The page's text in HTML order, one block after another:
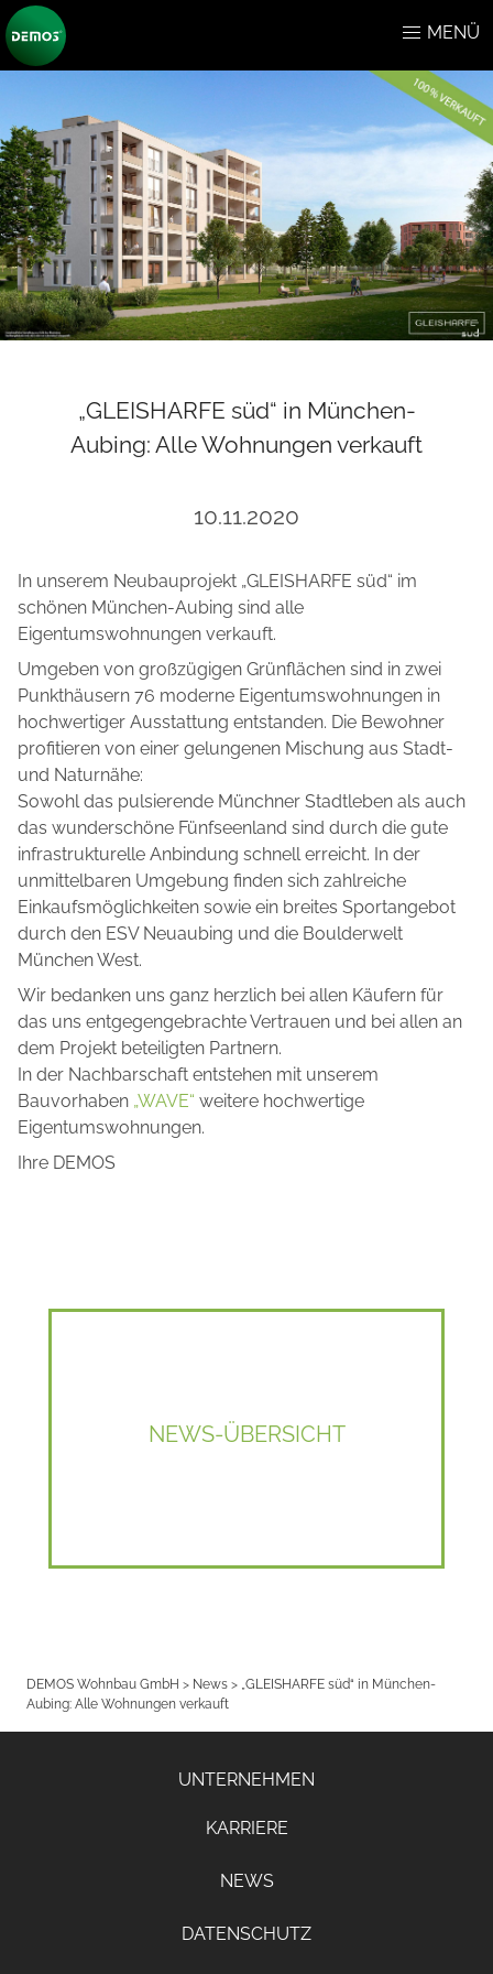
MENÜ
„GLEISHARFE süd“ in München-
Aubing: Alle Wohnungen verkauft
10.11.2020
In unserem Neubauprojekt „GLEISHARFE süd“ im
schönen München-Aubing sind alle
Eigentumswohnungen verkauft.
Umgeben von großzügigen Grünflächen sind in zwei
Punkthäusern 76 moderne Eigentumswohnungen in
hochwertiger Ausstattung entstanden. Die Bewohner
profitieren von einer gelungenen Mischung aus Stadt-
und Naturnähe:
Sowohl das pulsierende Münchner Stadtleben als auch
das wunderschöne Fünfseenland sind durch die gute
infrastrukturelle Anbindung schnell erreicht. In der
unmittelbaren Umgebung finden sich zahlreiche
Einkaufsmöglichkeiten sowie ein breites Sportangebot
durch den ESV Neuaubing und die Boulderwelt
München West.
Wir bedanken uns ganz herzlich bei allen Käufern für
das uns entgegengebrachte Vertrauen und bei allen an
dem Projekt beteiligten Partnern.
In der Nachbarschaft entstehen mit unserem
Bauvorhaben „WAVE“ weitere hochwertige
Eigentumswohnungen.
Ihre DEMOS
NEWS-ÜBERSICHT
DEMOS Wohnbau GmbH > News > „GLEISHARFE süd“ in München-
Aubing: Alle Wohnungen verkauft
UNTERNEHMEN
KARRIERE
NEWS
DATENSCHUTZ